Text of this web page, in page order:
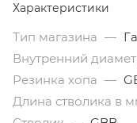
Характеристики
Тип магазина —
Внутренний
Резинка хопа —
Длина стволика в